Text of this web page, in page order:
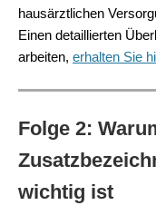
hausärztlichen
Einen detaillierten
arbeiten, erhalten Sie
Folge 2:
wichtig ist